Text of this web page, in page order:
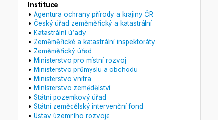
Instituce
• Agentura ochrany přírody a krajiny ČR
• Český úřad zeměměřický a katastrální
• Katastrální úřady
• Zeměměřické a katastrální inspektoráty
• Zeměměřický úřad
• Ministerstvo pro místní rozvoj
• Ministerstvo průmyslu a obchodu
• Ministerstvo vnitra
• Ministerstvo zemědělství
• Státní pozemkový úřad
• Státní zemědělský intervenční fond
• Ústav územního rozvoje